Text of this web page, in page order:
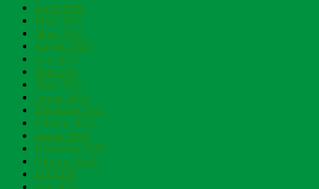
April 2026
März 2025
März 2024
August 2022
Juni 2022
Mai 2022
März 2022
Januar 2022
Dezember 2021
Februar 2021
Januar 2021
Dezember 2020
Oktober 2020
Juli 2020
Juni 2020